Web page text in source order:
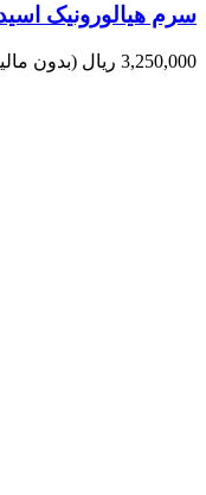
سرم هیالورونیک اسید
3,250,000 ریال (بدون